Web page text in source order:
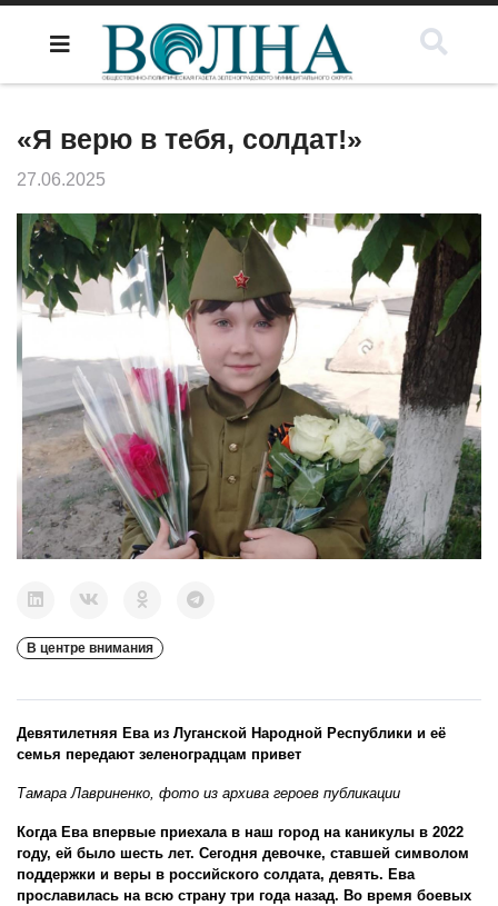
«Я верю в тебя, солдат!»
27.06.2025
В центре внимания
Девятилетняя Ева из Луганской Народной Республики и её
семья передают зеленоградцам привет
Тамара Лавриненко, фото из архива героев публикации
Когда Ева впервые приехала в наш город на каникулы в 2022
году, ей было шесть лет. Сегодня девочке, ставшей символом
поддержки и веры в российского солдата, девять. Ева
прославилась на всю страну три года назад. Во время боевых